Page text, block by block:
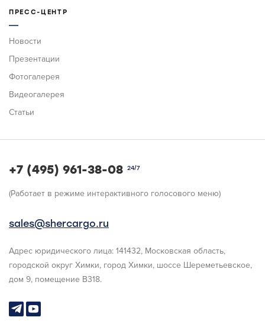
ПРЕСС-ЦЕНТР
Новости
Презентации
Фотогалерея
Видеогалерея
Статьи
+7 (495) 961-38-08 24/7
(Работает в режиме интерактивного голосового меню)
sales@shercargo.ru
Адрес юридического лица: 141432, Московская область,
городской округ Химки, город Химки, шоссе Шереметьевское,
дом 9, помещение В318.